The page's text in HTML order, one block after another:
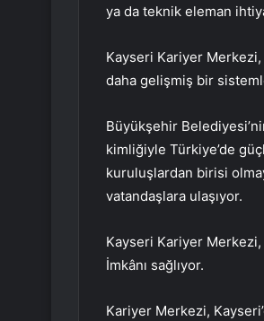
ya da teknik eleman
Kayseri Kariyer
daha gelişmiş bir
Büyükşehir
kimliğiyle Türkiye’de
kuruluşlardan birisi
vatandaşlara ulaşıyor.
Kayseri Kariyer Merkezi,
İmkânı sağlıyor.
Kariyer Merkezi,